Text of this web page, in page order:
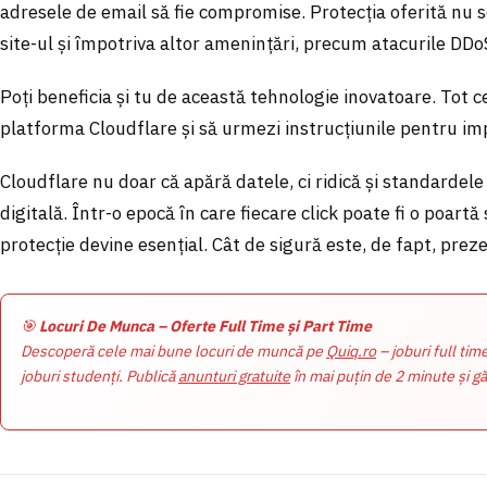
adresele de email să fie compromise. Protecția oferită nu
site-ul și împotriva altor amenințări, precum atacurile
Poți beneficia și tu de această tehnologie inovatoare. Tot
platforma Cloudflare și să urmezi instrucțiunile pentru
Cloudflare nu doar că apără datele, ci ridică și
digitală. Într-o epocă în care fiecare click poate fi o
protecție devine esențial. Cât de sigură este, de fapt,
🎯 Locuri De Munca – Oferte Full Time și Part Time
Descoperă cele mai bune locuri de muncă pe Quiq.ro– joburi full
joburi studenți. Publicăanunturi gratuite în mai puțin de 2 minute și